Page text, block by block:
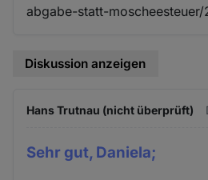
abgabe-statt-moscheesteuer/
Diskussion anzeigen
Hans Trutnau (nicht überprüft)
Sehr gut, Daniela;